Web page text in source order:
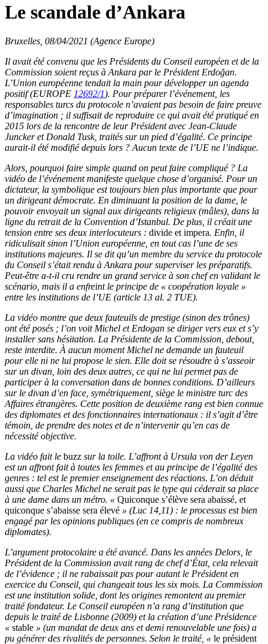
Le scandale d’Ankara
Bruxelles, 08/04/2021 (Agence Europe)
Il avait été convenu que les Présidents du Conseil européen et de la
Commission soientreçus à Ankara par le Président Erdoğan.
L’Union européenne tendait la main pour développer un agenda
positif (EUROPE 12692/1). Pour préparer l’événement, les
responsables turcs du protocole n’avaient pas besoin de faire preuve
d’imagination ; il suffisait de reproduire ce qui avait été pratiqué en
2015 lors de la rencontre de leur Président avec Jean-Claude
Juncker et Donald Tusk, traités sur un pied d’égalité. Ce principe
aurait-il été modifié depuis lors ? Aucun texte de l’UE ne l’indique.
Alors, pourquoi faire simple quand on peut faire compliqué ? La
vidéo de l’événement manifeste quelque chose d’organisé. Pour un
dictateur, la symbolique est toujours bien plus importante que pour
un dirigeant démocrate. En diminuant la position de la dame, le
pouvoir envoyait un signal aux dirigeants religieux (mâles), dans la
ligne du retrait de la Convention d’Istanbul. De plus, il créait une
tension entre ses deux interlocuteurs : divide et impera. Enfin, il
ridiculisait sinon l’Union européenne, en tout cas l’une de ses
institutions majeures. Il se dit qu’un membre du service du protocole
du Conseil s’était rendu à Ankara pour superviser les préparatifs.
Peut-être a-t-il cru rendre un grand service à son chef en validant le
scénario, mais il a enfreint le principe de « coopération loyale »
entre les institutions de l’UE (article 13 al. 2 TUE).
La vidéo montre que deux fauteuils de prestige (sinon des trônes)
ont été posés ; l’on voit Michel et Erdogan se diriger vers eux et s’y
installer sans hésitation. La Présidente de la Commission, debout,
reste interdite. À aucun moment Michel ne demande un fauteuil
pour elle ni ne lui propose le sien. Elle doit se résoudre à s’asseoir
sur un divan, loin des deux autres, ce qui ne lui permet pas de
participer à la conversation dans de bonnes conditions. D’ailleurs
sur le divan d’en face, symétriquement, siège le ministre turc des
Affaires étrangères. Cette position de deuxième rang est bien connue
des diplomates et des fonctionnaires internationaux : il s’agit d’être
témoin, de prendre des notes et de n’intervenir qu’en cas de
nécessité objective.
La vidéo fait le buzz sur la toile. L’affront à Ursula von der Leyen
est un affront fait à toutes les femmes et au principe de l’égalité des
genres : tel est le premier enseignement des réactions. L’on déduit
aussi que Charles Michel ne serait pas le type qui céderait sa place
à une dame dans un métro. « Quiconque s’élève sera abaissé, et
quiconque s’abaisse sera élevé » (Luc 14,11) : le processus est bien
engagé par les opinions publiques (en ce compris de nombreux
diplomates).
L’argument protocolaire a été avancé. Dans les années Delors, le
Président de la Commission avait rang de chef d’État, cela relevait
de l’évidence ; il ne rabaissait pas pour autant le Président en
exercice du Conseil, qui changeait tous les six mois. La Commission
est une institution solide, dont les origines remontent au premier
traité fondateur. Le Conseil européen n’a rang d’institution que
depuis le traité de Lisbonne (2009) et la création d’une Présidence
« stable » (un mandat de deux ans et demi renouvelable une fois) a
pu générer des rivalités de personnes. Selon le traité, « le président